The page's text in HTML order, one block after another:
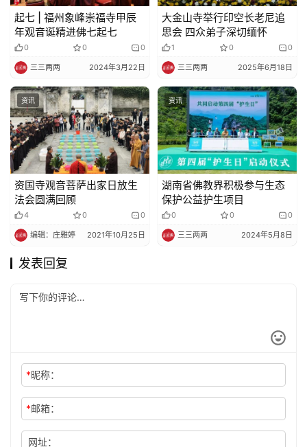
起七 | 福州象峰崇福寺甲辰
年观音诞精进佛七起七
0 0 0
三三两两 2024年3月22日
大金山寺举行印空长老尼追
思会 四众弟子深切缅怀
1 0 0
三三两两 2025年6月18日
资讯
资国寺观音菩萨出家日放生
法会圆满回顾
4 0 0
编辑：庄雅婷 2021年10月25日
资讯
湖南省佛教界积极参与生态
保护公益护生项目
0 0 0
三三两两 2024年5月8日
发表回复
*昵称：
*邮箱：
网址：